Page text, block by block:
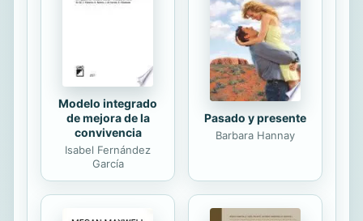
Modelo integrado
de mejora de la
convivencia
Isabel Fernández
García
Pasado y presente
Barbara Hannay